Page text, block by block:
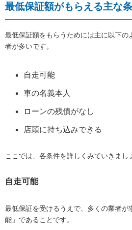
最低保証額がもらえる主な
最低保証額をもらうためには主に以下の
者が多いです。
自走可能
車の名義本人
ローンの残債がなし
店頭に持ち込みできる
ここでは、各条件を詳しくみていきまし
自走可能
最低保証を受けるうえで、多くの業者が
能」であることです。